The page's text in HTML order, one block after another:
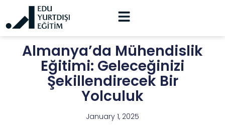
Almanya’da Mühendislik
Eğitimi: Geleceğinizi
Şekillendirecek Bir
Yolculuk
January 1, 2025